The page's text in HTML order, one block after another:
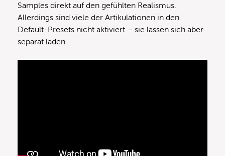
Samples direkt auf den gefühlten Realismus.
Allerdings sind viele der Artikulationen in den
Default-Presets nicht aktiviert – sie lassen sich aber
separat laden.